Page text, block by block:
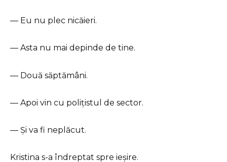
— Eu nu plec nicăieri.
— Asta nu mai depinde de tine.
— Două săptămâni.
— Apoi vin cu polițistul de sector.
— Și va fi neplăcut.
Kristina s-a îndreptat spre ieșire.